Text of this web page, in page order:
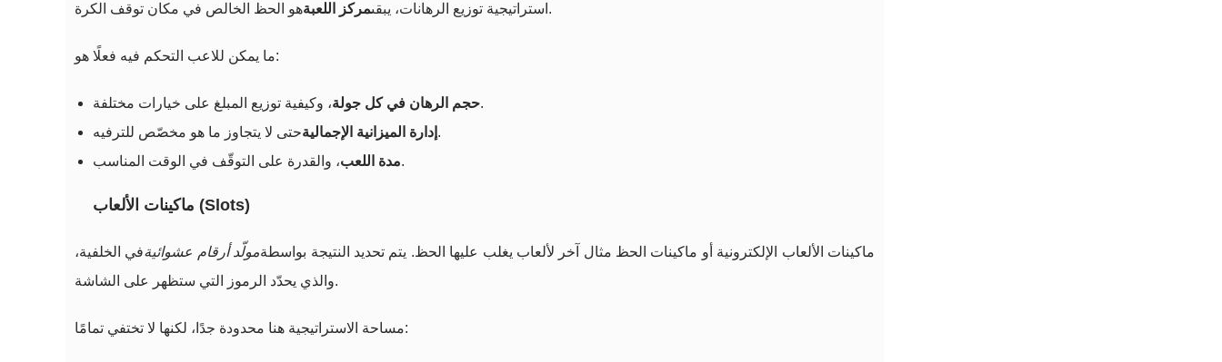
استراتيجية توزيع الرهانات، يبقىمركز اللعبة هو الحظ الخالص في مكان توقف الكرة.
ما يمكن للاعب التحكم فيه فعلًا هو:
حجم الرهان في كل جولة، وكيفية توزيع المبلغ على خيارات مختلفة.
إدارة الميزانية الإجمالية حتى لا يتجاوز ما هو مخصّص للترفيه.
مدة اللعب، والقدرة على التوقّف في الوقت المناسب.
ماكينات الألعاب (Slots)
ماكينات الألعاب الإلكترونية أو ماكينات الحظ مثال آخر لألعاب يغلب عليها الحظ. يتم تحديد النتيجة بواسطةمولّد أرقام عشوائيةفي الخلفية،
والذي يحدّد الرموز التي ستظهر على الشاشة.
مساحة الاستراتيجية هنا محدودة جدًا، لكنها لا تختفي تمامًا: